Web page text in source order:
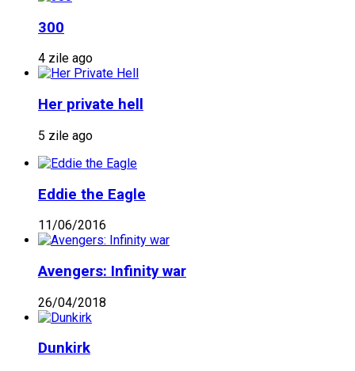
300
4 zile ago
Her private hell
5 zile ago
Eddie the Eagle
11/06/2016
Avengers: Infinity war
26/04/2018
Dunkirk